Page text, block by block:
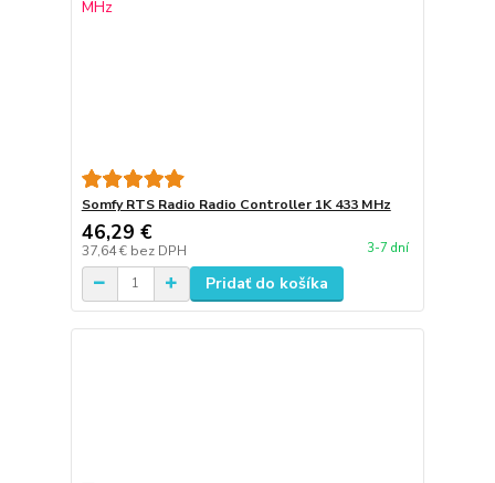
Somfy RTS Radio Radio Controller 1K 433 MHz
46,29 €
37,64 € bez DPH 3-7 dní
Pridať do košíka